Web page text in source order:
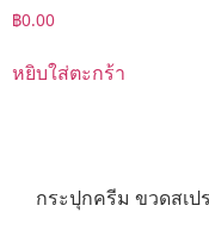
฿0.00
หยิบใส่ตะกร้า
กระปุกครีม ขวดสเ